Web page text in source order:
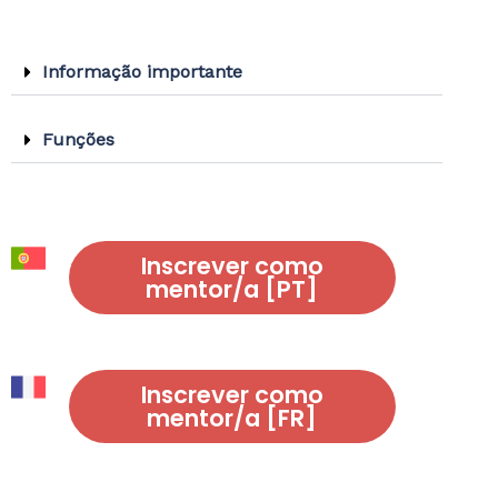
Informação importante
Funções
Inscrever como
mentor/a [PT]
Inscrever como
mentor/a [FR]